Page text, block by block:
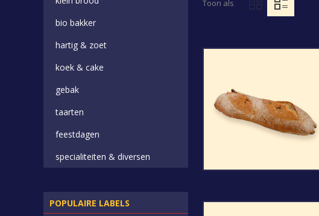
Toon als
bio bakker
hartig & zoet
koek & cake
gebak
taarten
feestdagen
specialiteiten & diversen
POPULAIRE LABELS